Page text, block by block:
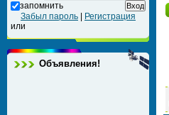
запомнить
Забыл пароль
Регистрация
или
Объявления!